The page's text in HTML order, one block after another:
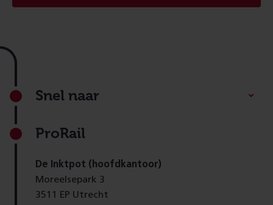
Footer
Snel naar
ProRail
De Inktpot (hoofdkantoor)
Moreelsepark 3
3511 EP Utrecht